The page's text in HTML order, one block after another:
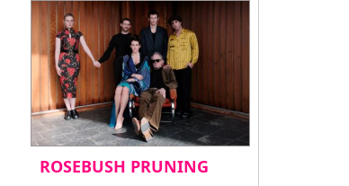
ROSEBUSH PRUNING